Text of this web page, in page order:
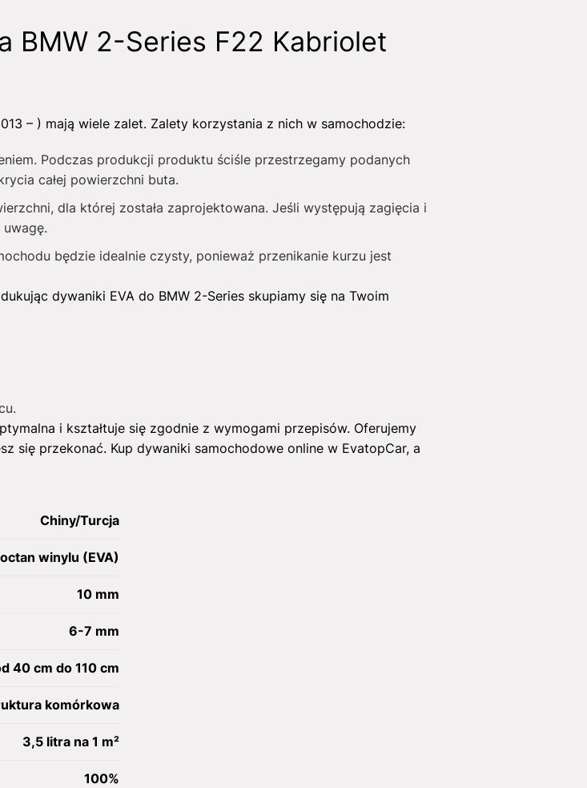
BMW 2-Series F22 Kabriolet
– ) mają wiele zalet. Zalety korzystania z nich w samochodzie:
Podczas produkcji produktu ściśle przestrzegamy podanych
całej powierzchni buta.
dla której została zaprojektowana. Jeśli występują zagięcia i
będzie idealnie czysty, ponieważ przenikanie kurzu jest
dywaniki EVA do BMW 2-Series skupiamy się na Twoim
i kształtuje się zgodnie z wymogami przepisów. Oferujemy
się przekonać. Kup dywaniki samochodowe online w EvatopCar, a
Chiny/Turcja
winylu (EVA)
10 mm
6-7 mm
40 cm do 110 cm
komórkowa
3,5 litra na 1 m²
100%